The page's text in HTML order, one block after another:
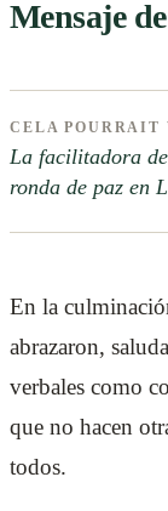
Mensaje
CELA POURRAIT
La facilitadora
ronda de paz en
En la
abrazaron,
verbales como
que no hacen
todos.